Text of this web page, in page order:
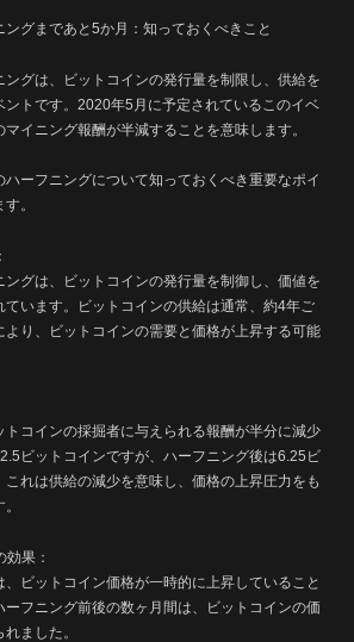
ングまであと5か月：知っておくべきこと
ングは、ビットコインの発行量を制限し、供給を
ントです。2020年5月に予定されているこのイベ
イニング報酬が半減することを意味します。
ハーフニングについて知っておくべき重要なポイ
。
ングは、ビットコインの発行量を制御し、価値を
ています。ビットコインの供給は通常、約4年ご
より、ビットコインの需要と価格が上昇する可能
コインの採掘者に与えられる報酬が半分に減少
ビットコインですが、ハーフニング後は6.25ビ
これは供給の減少を意味し、価格の上昇圧力をも
果：
ビットコイン価格が一時的に上昇していること
フニング前後の数ヶ月間は、ビットコインの価
ました。